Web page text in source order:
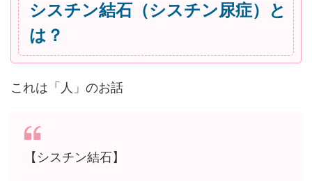
シスチン結石（シスチン尿症）と
は？
これは「人」のお話
【シスチン結石】